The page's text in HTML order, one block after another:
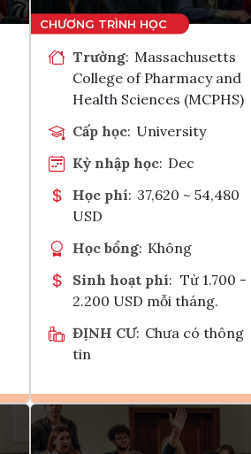
Trường: Massachusetts
College of Pharmacy and
Health Sciences (MCPHS)
Cấp học: University
Kỳ nhập học: Dec
Học phí: 37,620 ~ 54,480
USD
Học bổng: Không
Sinh hoạt phí: Từ 1.700 -
2.200 USD mỗi tháng.
ĐỊNH CƯ: Chưa có thông
tin
Ghi danh